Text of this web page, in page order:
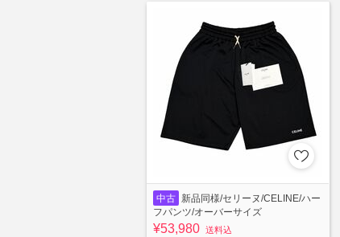
中古
新品同様/セリーヌ/CELINE/ハー
フパンツ/オーバーサイズ
¥53,980 送料込